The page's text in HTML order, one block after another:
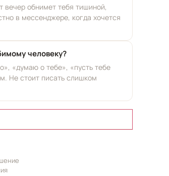
вечер обнимет тебя тишиной,
в мессенджере, когда хочется
человеку?
«думаю о тебе», «пусть тебе
Не стоит писать слишком